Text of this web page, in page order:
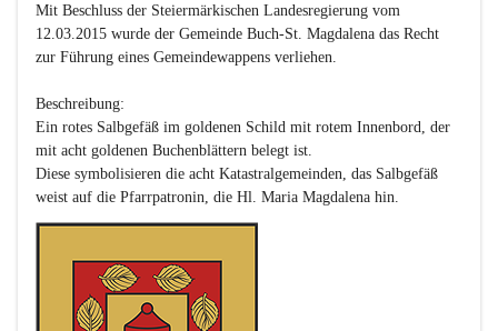
Mit Beschluss der Steiermärkischen Landesregierung vom
12.03.2015 wurde der Gemeinde Buch-St. Magdalena das Recht
zur Führung eines Gemeindewappens verliehen.
Beschreibung:
Ein rotes Salbgefäß im goldenen Schild mit rotem Innenbord, der
mit acht goldenen Buchenblättern belegt ist.
Diese symbolisieren die acht Katastralgemeinden, das Salbgefäß